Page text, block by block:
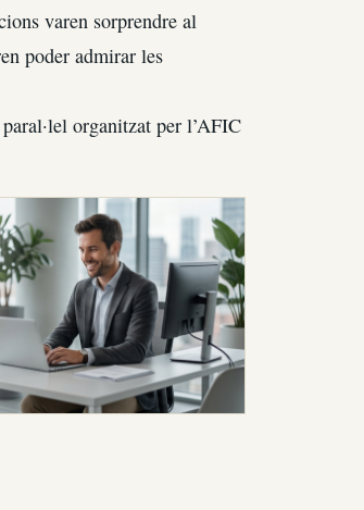
varen sorprendre al
poder admirar les
organitzat per l’AFIC